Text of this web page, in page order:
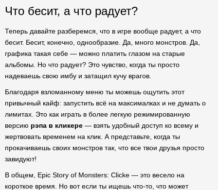
Что бесит, а что радует?
Теперь давайте разберемся, что в игре вообще радует, а что
бесит. Бесит, конечно, однообразие. Да, много монстров. Да,
графика такая себе — можно платить глазом на старые
альбомы. Но что радует? Это чувство, когда ты просто
надеваешь свою имбу и затащил кучу врагов.
Благодаря взломанному меню ты можешь ощутить этот
привычный кайф: запустить всё на максималках и не думать о
лимитах. Это как играть в более легкую режимированную
версию рэпа в кликере — взять удобный доступ ко всему и
жертвовать временем на клик. А представьте, когда ты
прокачиваешь своих монстров так, что все твои друзья просто
завидуют!
В общем, Epic Story of Monsters: Clicke — это весело на
короткое время. Но вот если ты ищешь что-то, что может